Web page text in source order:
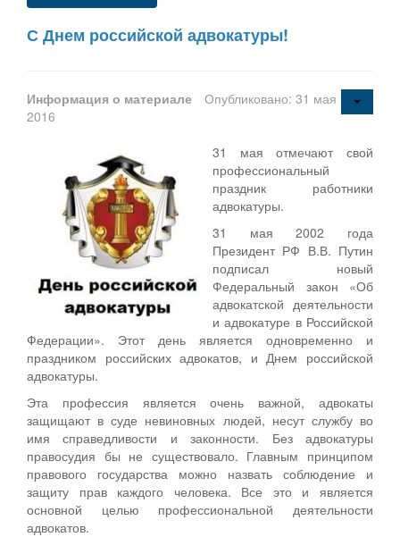
С Днем российской адвокатуры!
Информация о материале
Опубликовано: 31 мая
2016
31 мая отмечают свой
профессиональный
праздник работники
адвокатуры.
31 мая 2002 года
Президент РФ В.В. Путин
подписал новый
Федеральный закон «Об
адвокатской деятельности
и адвокатуре в Российской
Федерации». Этот день является одновременно и
праздником российских адвокатов, и Днем российской
адвокатуры.
Эта профессия является очень важной, адвокаты
защищают в суде невиновных людей, несут службу во
имя справедливости и законности. Без адвокатуры
правосудия бы не существовало. Главным принципом
правового государства можно назвать соблюдение и
защиту прав каждого человека. Все это и является
основной целью профессиональной деятельности
адвокатов.